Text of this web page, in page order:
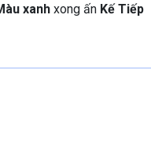
xanh xong ấn Kế Tiếp